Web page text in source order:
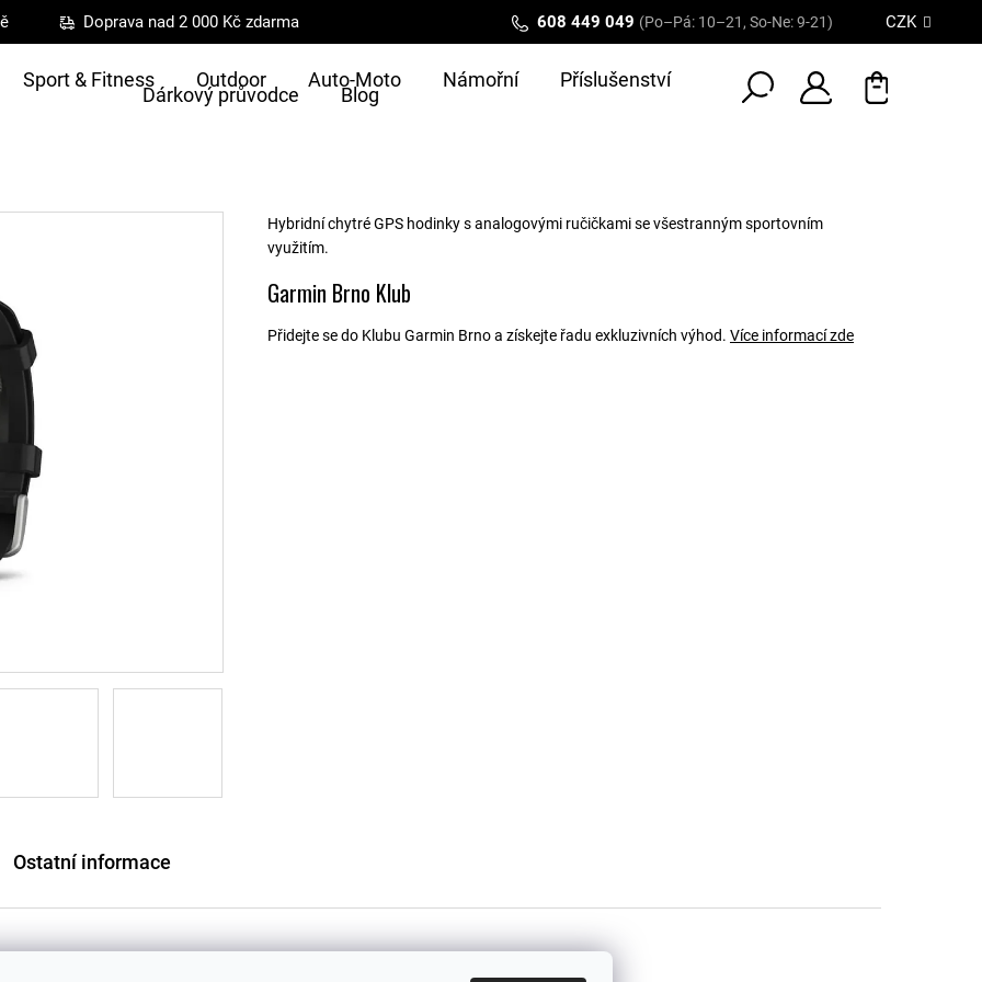
Doprava nad 2 000 Kč zdarma 608 449 049 (Po–Pá: 10–21, So-Ne: 9-21) CZK
Sport & Fitness Outdoor Auto-Moto Námořní Příslušenství
Dárkový průvodce Blog
Hybridní chytré GPS hodinky s analogovými ručičkami se všestranným sportovním
využitím.
Garmin Brno Klub
Přidejte se do Klubu Garmin Brno a získejte řadu exkluzivních výhod. Více informací zde
Ostatní informace